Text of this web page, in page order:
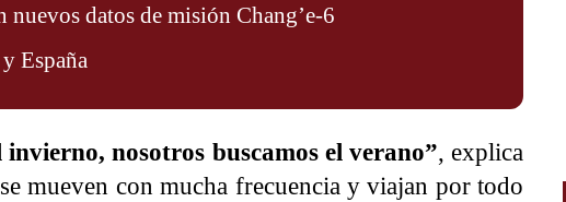
datos de misión Chang’e-6
España
nosotros buscamos el verano”, explica
mueven con mucha frecuencia y viajan por todo